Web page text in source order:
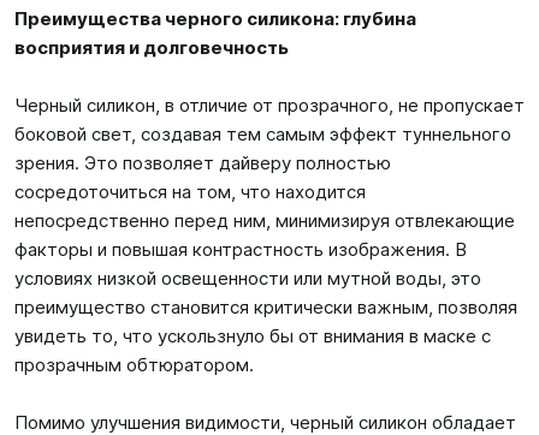
Преимущества черного силикона: глубина
восприятия и долговечность
Черный силикон, в отличие от прозрачного, не пропускает
боковой свет, создавая тем самым эффект туннельного
зрения. Это позволяет дайверу полностью
сосредоточиться на том, что находится
непосредственно перед ним, минимизируя отвлекающие
факторы и повышая контрастность изображения. В
условиях низкой освещенности или мутной воды, это
преимущество становится критически важным, позволяя
увидеть то, что ускользнуло бы от внимания в маске с
прозрачным обтюратором.
Помимо улучшения видимости, черный силикон обладает